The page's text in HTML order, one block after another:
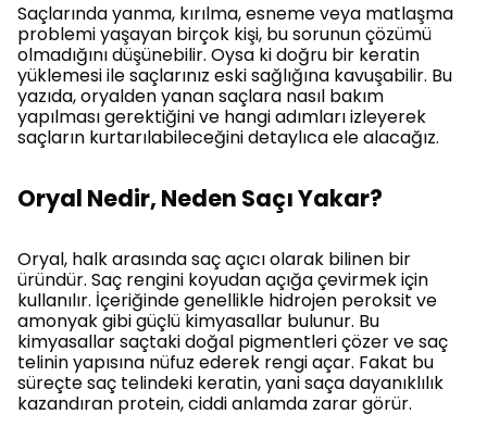
Saçlarında yanma, kırılma, esneme veya matlaşma
problemi yaşayan birçok kişi, bu sorunun çözümü
olmadığını düşünebilir. Oysa ki doğru bir keratin
yüklemesi ile saçlarınız eski sağlığına kavuşabilir. Bu
yazıda, oryalden yanan saçlara nasıl bakım
yapılması gerektiğini ve hangi adımları izleyerek
saçların kurtarılabileceğini detaylıca ele alacağız.
Oryal Nedir, Neden Saçı Yakar?
Oryal, halk arasında saç açıcı olarak bilinen bir
üründür. Saç rengini koyudan açığa çevirmek için
kullanılır. İçeriğinde genellikle hidrojen peroksit ve
amonyak gibi güçlü kimyasallar bulunur. Bu
kimyasallar saçtaki doğal pigmentleri çözer ve saç
telinin yapısına nüfuz ederek rengi açar. Fakat bu
süreçte saç telindeki keratin, yani saça dayanıklılık
kazandıran protein, ciddi anlamda zarar görür.